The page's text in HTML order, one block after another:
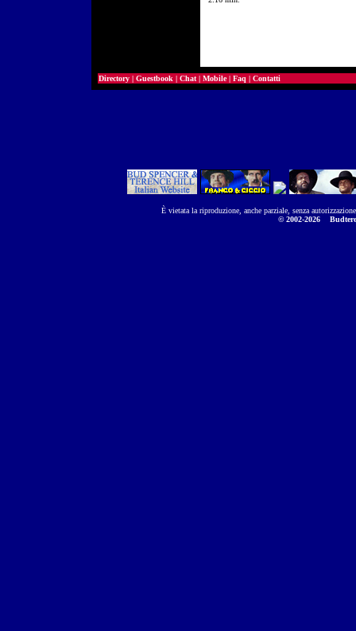
Directory | Guestbook | Chat | Mobile| Faq | Contatti
È vietata la riproduzione, anche parziale, senza
© 2002-2026